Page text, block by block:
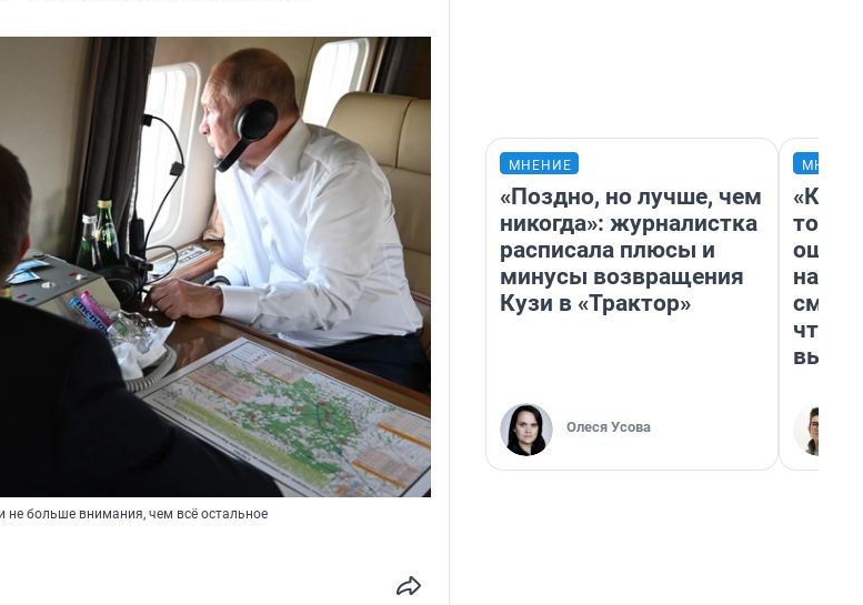
не больше внимания, чем всё остальное
МНЕНИЕ
«Поздно, но лучше, чем
никогда»: журналистка
расписала плюсы и
минусы возвращения
Кузи в «Трактор»
Олеся Усова
то